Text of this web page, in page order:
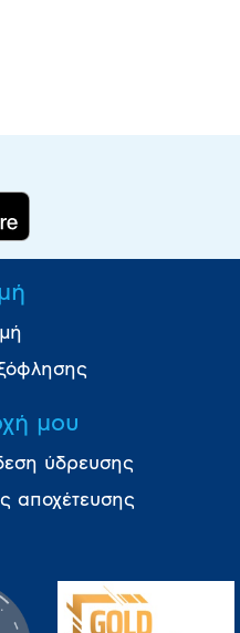
μου
ύδρευσης
αποχέτευσης